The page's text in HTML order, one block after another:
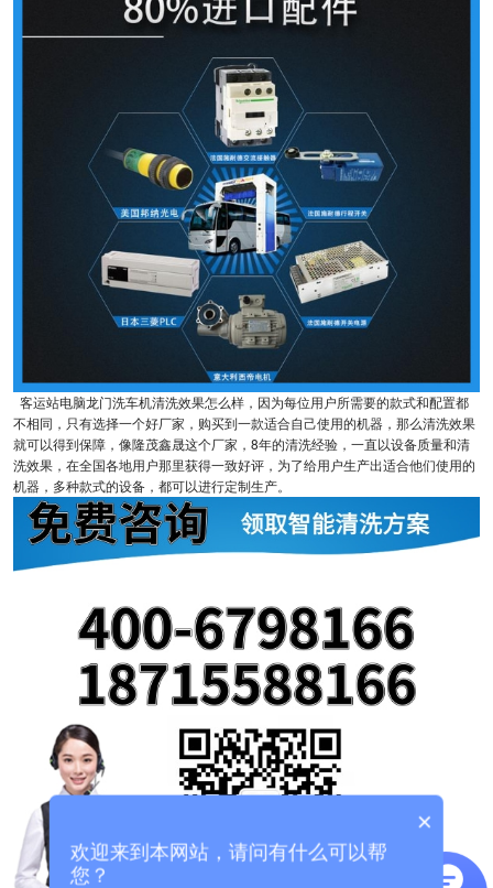
客运站电脑龙门洗车机清洗效果怎么样，因为每位用户所需要的款式和配置都
不相同，只有选择一个好厂家，购买到一款适合自己使用的机器，那么清洗效果
就可以得到保障，像隆茂鑫晟这个厂家，8年的清洗经验，一直以设备质量和清
洗效果，在全国各地用户那里获得一致好评，为了给用户生产出适合他们使用的
机器，多种款式的设备，都可以进行定制生产。
×
欢迎来到本网站，请问有什么可以帮
您？